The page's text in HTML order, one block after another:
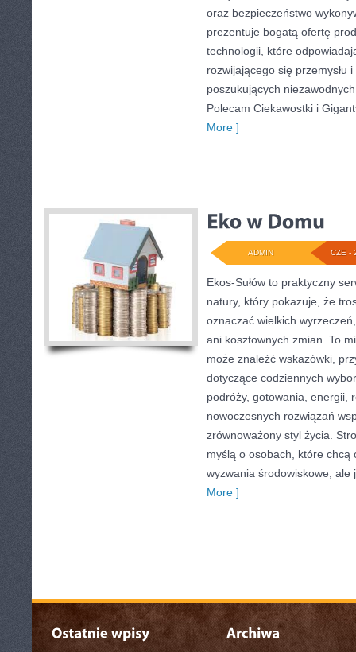
oraz bezpieczeństwo
prezentuje bogatą ofertę
technologii, które
rozwijającego się przemysłu
poszukujących
Polecam Ciekawostki i
More ]
CZE -
ADMIN
Ekos-Sułów to praktyczny
natury, który pokazuje, że
oznaczać wielkich
ani kosztownych zmian. To
może znaleźć wskazówki,
dotyczące codziennych
podróży, gotowania, energii,
nowoczesnych rozwiązań
zrównoważony styl życia.
myślą o osobach, które chcą
wyzwania środowiskowe, ale
More ]